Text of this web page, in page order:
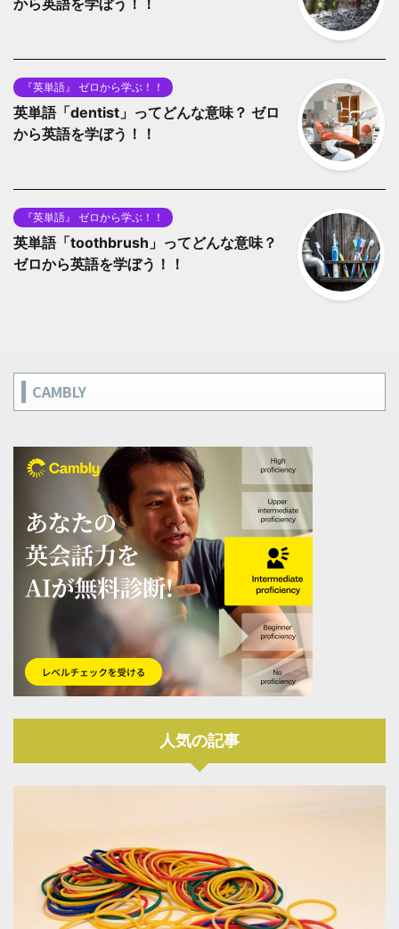
から英語を学ぼう！！
『英単語』 ゼロから学ぶ！！
英単語「dentist」ってどんな意味？ ゼロ
から英語を学ぼう！！
『英単語』 ゼロから学ぶ！！
英単語「toothbrush」ってどんな意味？
ゼロから英語を学ぼう！！
CAMBLY
人気の記事